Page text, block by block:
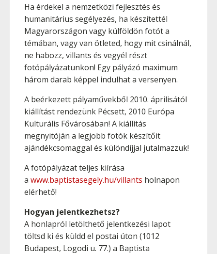
Ha érdekel a nemzetközi fejlesztés és
humanitárius segélyezés, ha készítettél
Magyarországon vagy külföldön fotót a
témában, vagy van ötleted, hogy mit csinálnál,
ne habozz, villants és vegyél részt
fotópályázatunkon! Egy pályázó maximum
három darab képpel indulhat a versenyen.
A beérkezett pályaművekből 2010. áprilisától
kiállítást rendezünk Pécsett, 2010 Európa
Kulturális Fővárosában! A kiállítás
megnyitóján a legjobb fotók készítőit
ajándékcsomaggal és különdíjjal jutalmazzuk!
A fotópályázat teljes kiírása
a www.baptistasegely.hu/villants holnapon
elérhető!
Hogyan jelentkezhetsz?
A honlapról letölthető jelentkezési lapot
töltsd ki és küldd el postai úton (1012
Budapest, Logodi u. 77.) a Baptista